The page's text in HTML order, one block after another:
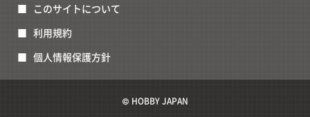
このサイトについて
利用規約
個人情報保護方針
© HOBBY JAPAN